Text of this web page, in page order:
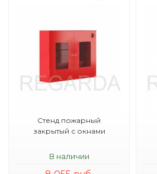
Стенд пожарный
закрытый с окнами
В наличии